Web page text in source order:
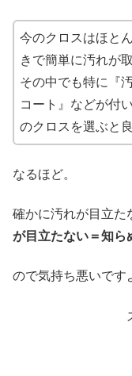
今のクロスはほと
きで簡単に汚れが
その中でも特に『
コート』などが付
のクロスを選ぶと
なるほど。
確かに汚れが目立た
が目立たない＝知ら
ので気持ち悪いです